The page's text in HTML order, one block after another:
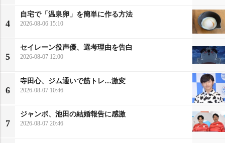
4
自宅で「温泉卵」を簡単に作る方法
2026-08-06 15:10
5
セイレーン役声優、選考理由を告白
2026-08-07 12:00
6
寺田心、ジム通いで筋トレ…激変
2026-08-07 10:46
7
ジャンボ、池田の結婚報告に感激
2026-08-07 20:46